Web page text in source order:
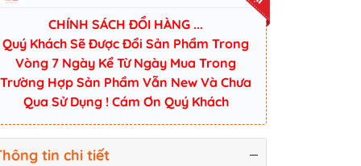
CHÍNH SÁCH ĐỔI HÀNG ...
Quý Khách Sẽ Được Đổi Sản Phẩm Trong
Vòng 7 Ngày Kể Từ Ngày Mua Trong
Trường Hợp Sản Phẩm Vẫn New Và Chưa
Qua Sử Dụng ! Cám Ơn Quý Khách
tin chi tiết